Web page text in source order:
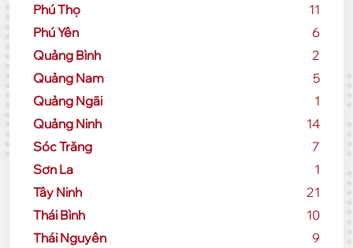
Phú Thọ
11
Phú Yên
6
Quảng Bình
2
Quảng Nam
5
Quảng Ngãi
1
Quảng Ninh
14
Sóc Trăng
7
Sơn La
1
Tây Ninh
21
Thái Bình
10
Thái Nguyên
9